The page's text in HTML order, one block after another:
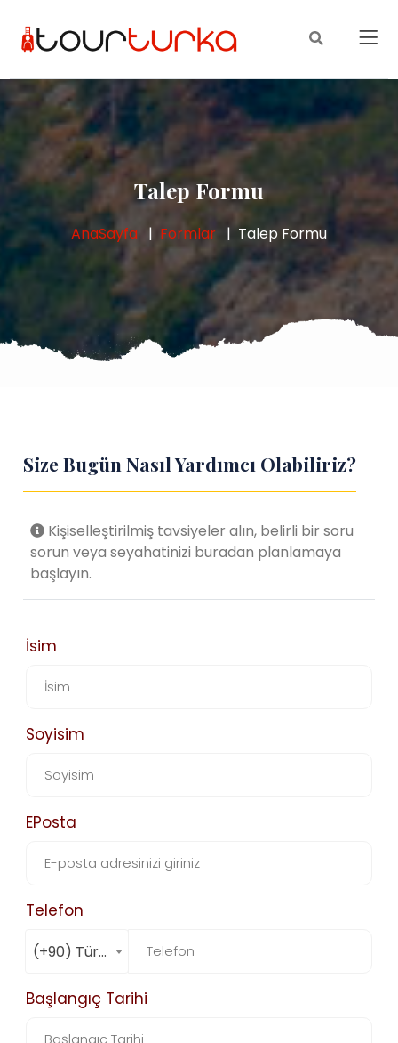
Talep Formu
AnaSayfa Formlar Talep Formu
Size Bugün Nasıl Yardımcı Olabiliriz?
Kişiselleştirilmiş tavsiyeler alın, belirli bir soru
sorun veya seyahatinizi buradan planlamaya
başlayın.
İsim
Soyisim
EPosta
Telefon
(+90) Türkiye
Başlangıç Tarihi